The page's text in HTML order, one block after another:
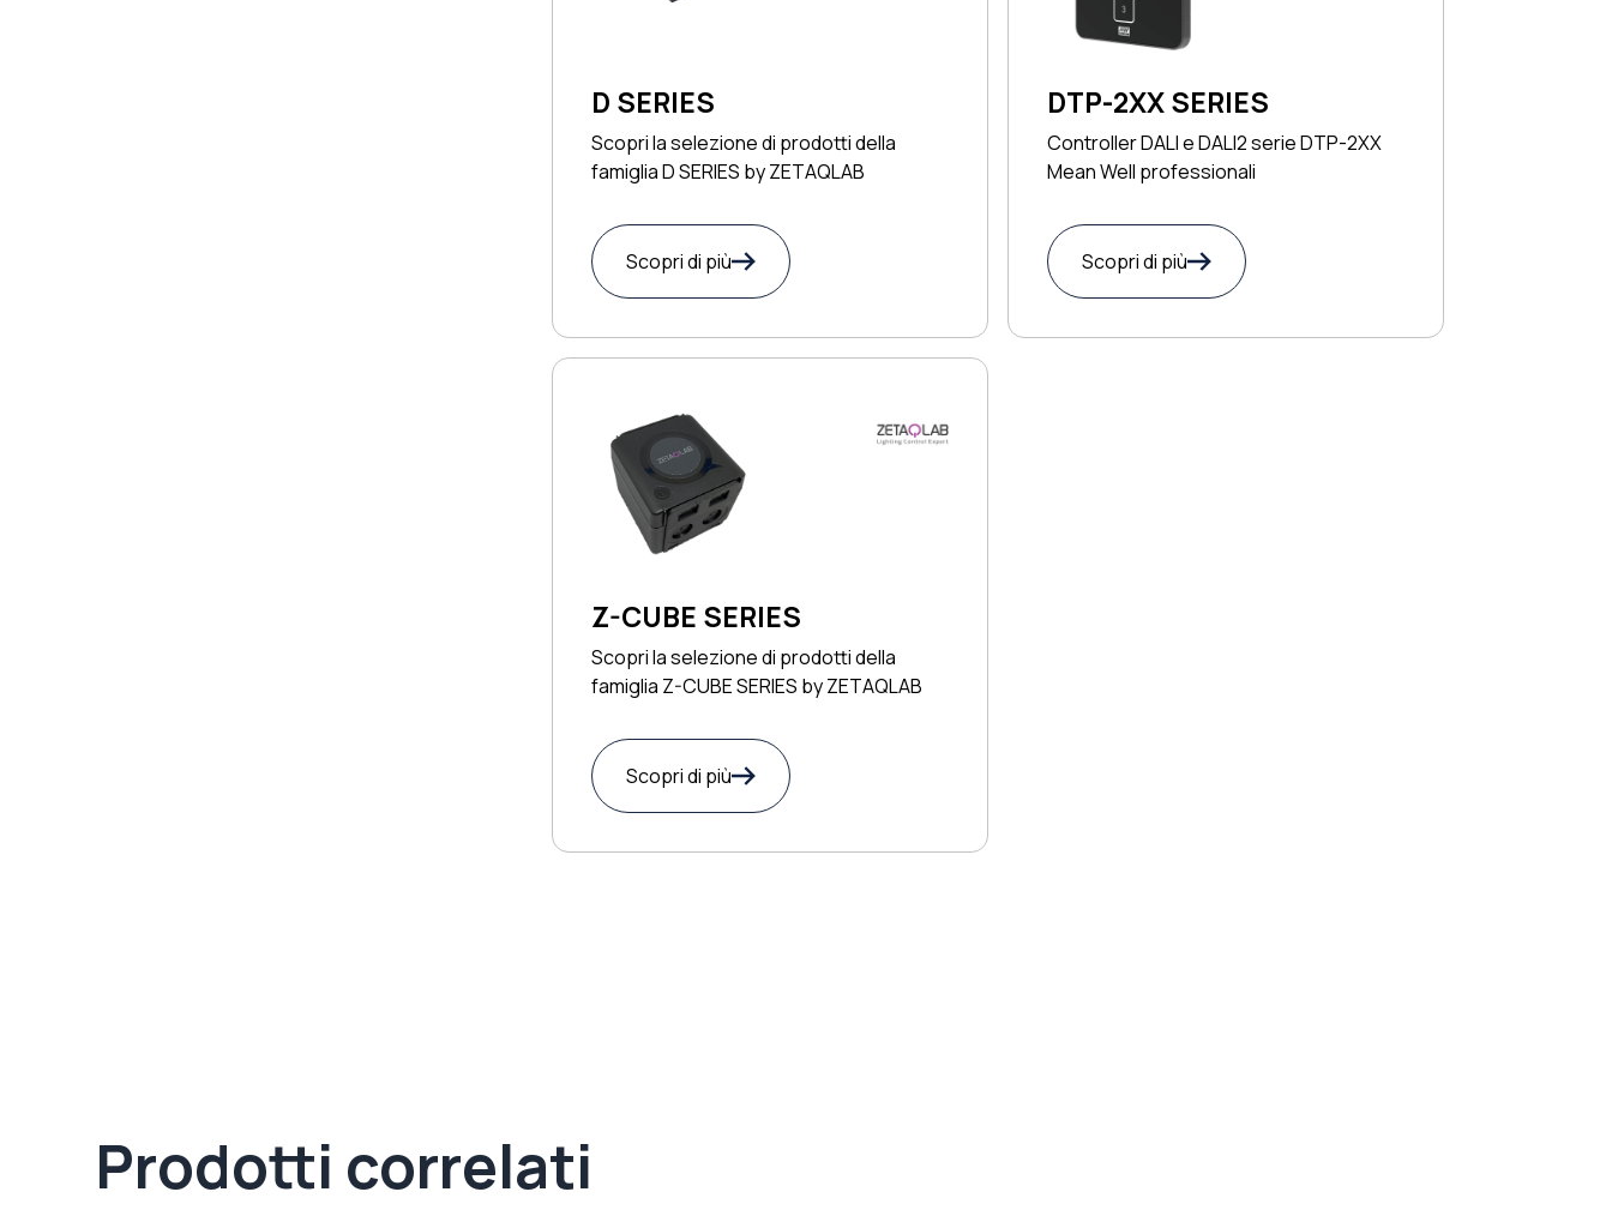
D SERIES
Scopri la selezione di prodotti della
famiglia D SERIES by ZETAQLAB
Scopri di più
DTP-2XX SERIES
Controller DALI e DALI2 serie DTP-2XX
Mean Well professionali
Scopri di più
Z-CUBE SERIES
Scopri la selezione di prodotti della
famiglia Z-CUBE SERIES by ZETAQLAB
Scopri di più
Prodotti correlati